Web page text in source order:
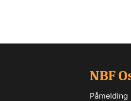
NBF
Påmelding